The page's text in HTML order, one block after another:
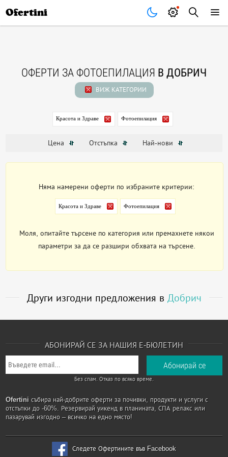
Ofertini
ОФЕРТИ ЗА ФОТОЕПИЛАЦИЯ В ДОБРИЧ
ВИЖ КАТЕГОРИИ
Красота и Здраве Фотоепилация
Цена Отстъпка Най-нови
Няма намерени оферти по избраните критерии:
Красота и Здраве Фотоепилация
Моля, опитайте търсене по категория или премахнете някои
параметри за да се разшири обхвата на търсене.
Други изгодни предложения в Добрич
АБОНИРАЙ СЕ ЗА НАШИЯ Е-БЮЛЕТИН
Без спам. Отказ по всяко време.
Ofertini събира най-добрите оферти за почивки, продукти и услуги с
отстъпки до -60%. Резервирай уикенд в планината, СПА релакс или
пазарувай изгодно – всичко на едно място!
Следете Офертините във Facebook